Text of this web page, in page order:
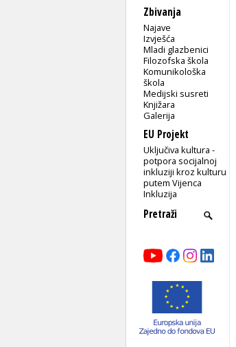
Zbivanja
Najave
Izvješća
Mladi glazbenici
Filozofska škola
Komunikološka
škola
Medijski susreti
Knjižara
Galerija
EU Projekt
Uključiva kultura -
potpora socijalnoj
inkluziji kroz kulturu
putem Vijenca
Inkluzija